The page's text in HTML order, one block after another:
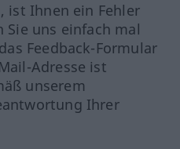
ist Ihnen ein Fehler
uns einfach mal
Feedback-Formular
Adresse ist
unserem
Ihrer